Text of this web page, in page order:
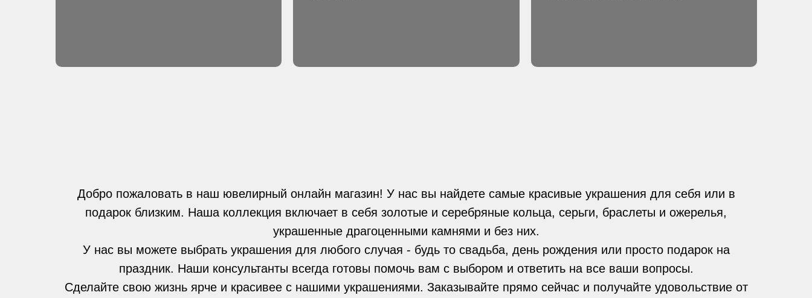
Добро пожаловать в наш ювелирный онлайн магазин! У нас вы найдете самые красивые украшения для себя или в
подарок близким. Наша коллекция включает в себя золотые и серебряные кольца, серьги, браслеты и ожерелья,
украшенные драгоценными камнями и без них.
У нас вы можете выбрать украшения для любого случая - будь то свадьба, день рождения или просто подарок на
праздник. Наши консультанты всегда готовы помочь вам с выбором и ответить на все ваши вопросы.
Сделайте свою жизнь ярче и красивее с нашими украшениями. Заказывайте прямо сейчас и получайте удовольствие от